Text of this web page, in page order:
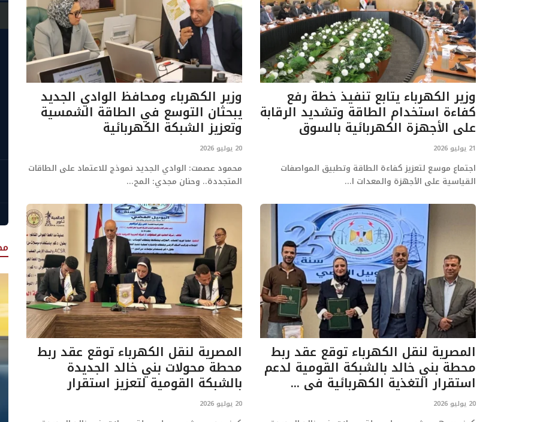
وزير الكهرباء يتابع تنفيذ خطة رفع
كفاءة استخدام الطاقة وتشديد الرقابة
على الأجهزة الكهربائية بالسوق
21 يوليو 2026
اجتماع موسع لتعزيز كفاءة الطاقة وتطبيق المواصفات
القياسية على الأجهزة والمعدات ا...
وزير الكهرباء ومحافظ الوادي الجديد
يبحثان التوسع في الطاقة الشمسية
وتعزيز الشبكة الكهربائية
20 يوليو 2026
محمود عصمت: الوادي الجديد نموذج للاعتماد على الطاقات
المتجددة.. وحنان مجدي: المح...
المصرية لنقل الكهرباء توقع عقد ربط
محطة بني خالد بالشبكة القومية لدعم
استقرار التغذية الكهربائية في ...
20 يوليو 2026
المصرية لنقل الكهرباء توقع عقد ربط
محطة محولات بني خالد الجديدة
بالشبكة القومية لتعزيز استقرار
الطاقة
20 يوليو 2026